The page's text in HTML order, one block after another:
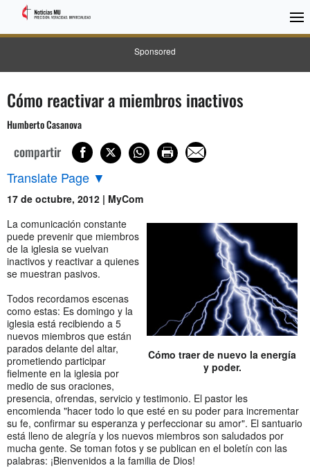
Sponsored
Cómo reactivar a miembros inactivos
Humberto Casanova
compartir
Translate Page ▼
17 de octubre, 2012 | MyCom
Cómo traer de nuevo la energía
y poder.
La comunicación constante
puede prevenir que miembros
de la iglesia se vuelvan
inactivos y reactivar a quienes
se muestran pasivos.
Todos recordamos escenas
como estas: Es domingo y la
iglesia está recibiendo a 5
nuevos miembros que están
parados delante del altar,
prometiendo participar
fielmente en la iglesia por
medio de sus oraciones,
presencia, ofrendas, servicio y testimonio. El pastor les
encomienda "hacer todo lo que esté en su poder para incrementar
su fe, confirmar su esperanza y perfeccionar su amor". El santuario
está lleno de alegría y los nuevos miembros son saludados por
mucha gente. Se toman fotos y se publican en el boletín con las
palabras: ¡Bienvenidos a la familia de Dios!